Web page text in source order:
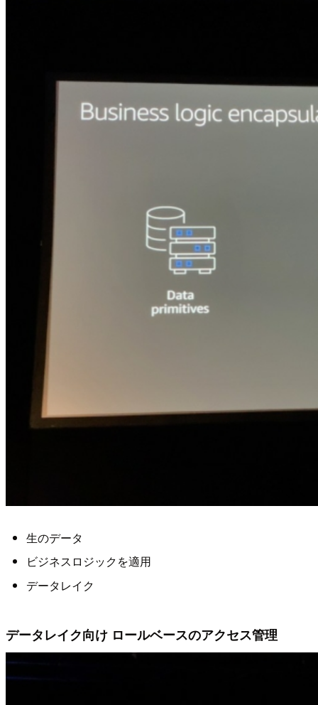
生のデータ
ビジネスロジックを適用
データレイク
データレイク向け ロールベースのアクセス管理